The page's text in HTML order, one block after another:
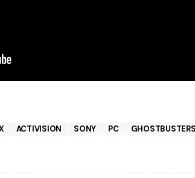
ACTIVISION SONY PC GHOSTBUSTERS